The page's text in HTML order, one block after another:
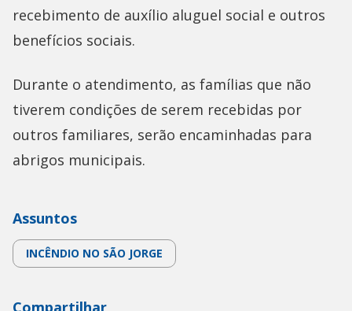
recebimento de auxílio aluguel social e outros
benefícios sociais.
Durante o atendimento, as famílias que não
tiverem condições de serem recebidas por
outros familiares, serão encaminhadas para
abrigos municipais.
Assuntos
INCÊNDIO NO SÃO JORGE
Compartilhar